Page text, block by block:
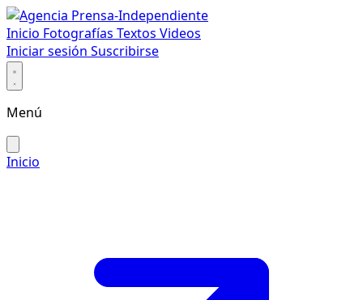
Inicio Fotografías Textos Videos
Iniciar sesión Suscribirse
Menú
Inicio